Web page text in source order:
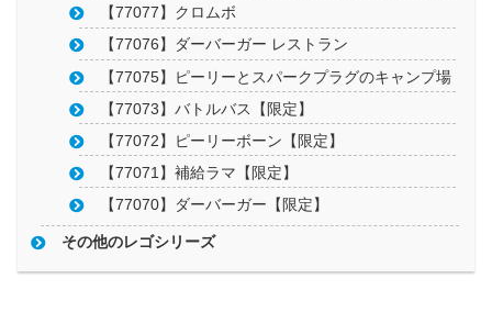
【77077】クロムボ
【77076】ダーバーガー レストラン
【77075】ピーリーとスパークプラグのキャンプ場
【77073】バトルバス【限定】
【77072】ピーリーボーン【限定】
【77071】補給ラマ【限定】
【77070】ダーバーガー【限定】
その他のレゴシリーズ